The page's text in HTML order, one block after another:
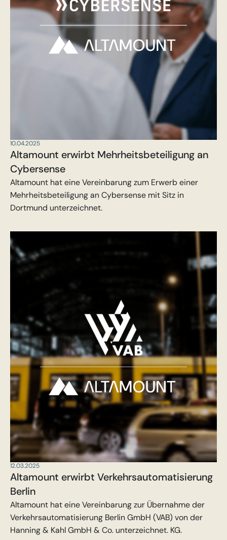
10.04.2025
Altamount erwirbt Mehrheitsbeteiligung an
Cybersense
Altamount hat eine Vereinbarung zum Erwerb einer
Mehrheitsbeteiligung an Cybersense mit Sitz in
Dortmund unterzeichnet.
12.03.2025
Altamount erwirbt Verkehrsautomatisierung
Berlin
Altamount hat eine Vereinbarung zur Übernahme der
Verkehrsautomatisierung Berlin GmbH (VAB) von der
Hanning & Kahl GmbH & Co. unterzeichnet. KG.